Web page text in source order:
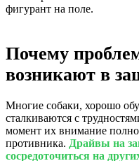
фигурант на поле.
Почему
возникают в
Многие собаки, хорошо
сталкиваются с
момент их внимание
противника. Драйвы на
сосредоточиться на